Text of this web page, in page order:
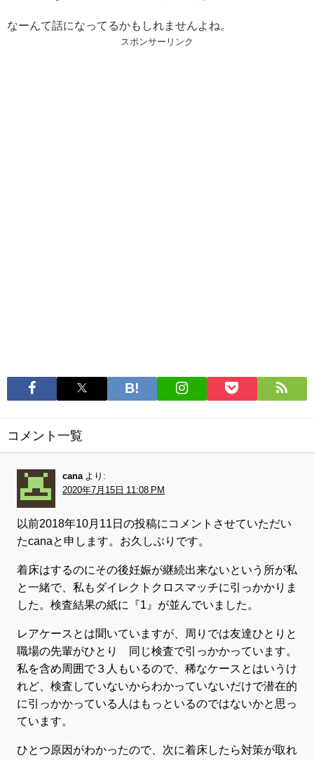
なーんて話になってるかもしれませんよね。
スポンサーリンク
コメント一覧
cana より:
2020年7月15日 11:08 PM
以前2018年10月11日の投稿にコメントさせていただい
たcanaと申します。お久しぶりです。
着床はするのにその後妊娠が継続出来ないという所が私
と一緒で、私もダイレクトクロスマッチに引っかかりま
した。検査結果の紙に『1』が並んでいました。
レアケースとは聞いていますが、周りでは友達ひとりと
職場の先輩がひとり 同じ検査で引っかかっています。
私を含め周囲で３人もいるので、稀なケースとはいうけ
れど、検査していないからわかっていないだけで潜在的
に引っかかっている人はもっといるのではないかと思っ
ています。
ひとつ原因がわかったので、次に着床したら対策が取れ